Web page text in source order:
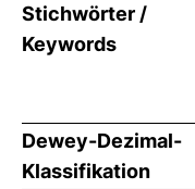
Stichwörter /
Keywords
Dewey-Dezimal-
Klassifikation